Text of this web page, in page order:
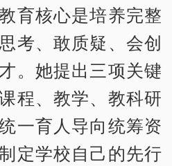
育核心是培养完整
考、敢质疑、会创
。她提出三项关键
程、教学、教科研
一育人导向统筹资
定学校自己的先行